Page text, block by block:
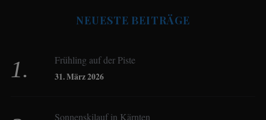
Birgit Werner
NEUESTE BEITRÄGE
Frühling auf der Piste
31. März 2026
Sonnenskilauf in Kärnten